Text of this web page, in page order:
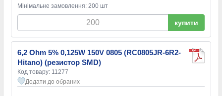
Мінімальне замовлення: 200 шт
купити
6,2 Ohm 5% 0,125W 150V 0805 (RC0805JR-6R2-
Hitano) (резистор SMD)
Код товару: 11277
Додати до обраних